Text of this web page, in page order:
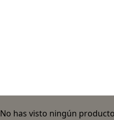
No has visto ningún